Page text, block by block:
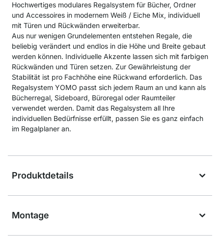
Hochwertiges modulares Regalsystem für Bücher, Ordner
und Accessoires in modernem Weiß / Eiche Mix, individuell
mit Türen und Rückwänden erweiterbar.
Aus nur wenigen Grundelementen entstehen Regale, die
beliebig verändert und endlos in die Höhe und Breite gebaut
werden können. Individuelle Akzente lassen sich mit farbigen
Rückwänden und Türen setzen. Zur Gewährleistung der
Stabilität ist pro Fachhöhe eine Rückwand erforderlich. Das
Regalsystem YOMO passt sich jedem Raum an und kann als
Bücherregal, Sideboard, Büroregal oder Raumteiler
verwendet werden. Damit das Regalsystem all Ihre
individuellen Bedürfnisse erfüllt, passen Sie es ganz einfach
im Regalplaner an.
Produktdetails
Montage